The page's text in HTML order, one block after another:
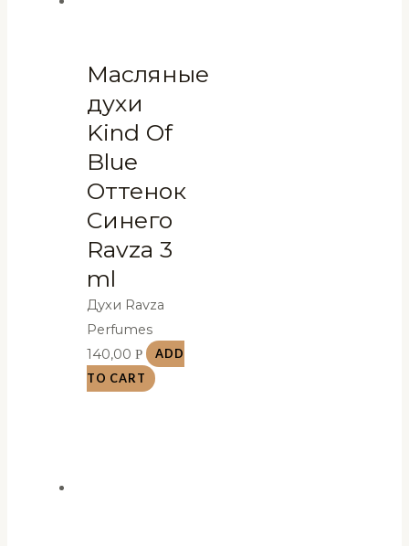
Масляные
духи
Kind Of
Blue
Оттенок
Синего
Ravza 3
ml
Духи Ravza
Perfumes
140,00Р
ADD
TO CART